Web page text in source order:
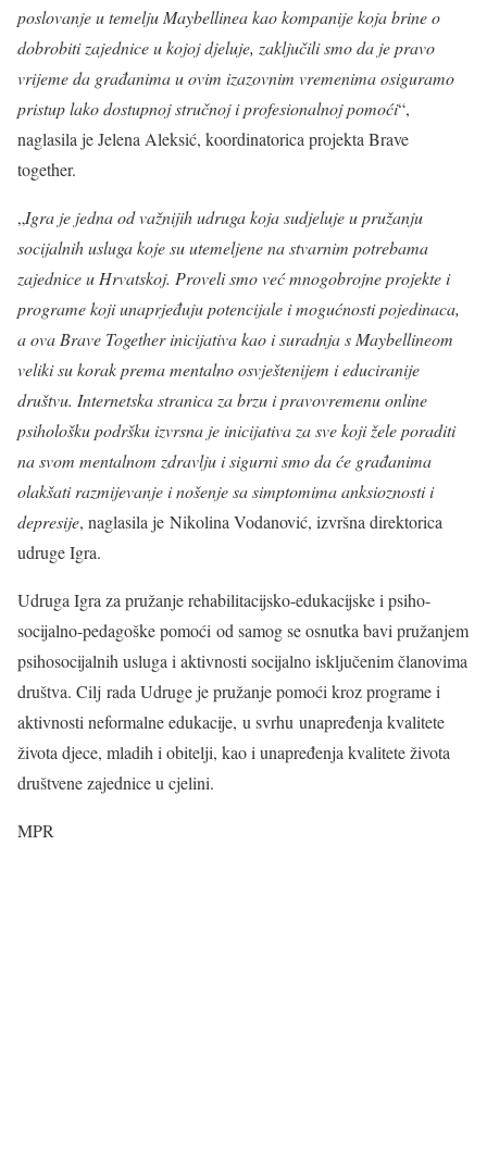
poslovanje u temelju Maybellinea kao kompanije koja brine o
dobrobiti zajednice u kojoj djeluje, zaključili smo da je pravo
vrijeme da građanima u ovim izazovnim vremenima osiguramo
pristup lako dostupnoj stručnoj i profesionalnoj pomoći“,
naglasila je Jelena Aleksić, koordinatorica projekta Brave
together.
„Igra je jedna od važnijih udruga koja sudjeluje u pružanju
socijalnih usluga koje su utemeljene na stvarnim potrebama
zajednice u Hrvatskoj. Proveli smo već mnogobrojne projekte i
programe koji unaprjeđuju potencijale i mogućnosti pojedinaca,
a ova Brave Together inicijativa kao i suradnja s Maybellineom
veliki su korak prema mentalno osvještenijem i educiranije
društvu. Internetska stranica za brzu i pravovremenu online
psihološku podršku izvrsna je inicijativa za sve koji žele poraditi
na svom mentalnom zdravlju i sigurni smo da će građanima
olakšati razmijevanje i nošenje sa simptomima anksioznosti i
depresije, naglasila je Nikolina Vodanović, izvršna direktorica
udruge Igra.
Udruga Igra za pružanje rehabilitacijsko-edukacijske i psiho-
socijalno-pedagoške pomoći od samog se osnutka bavi pružanjem
psihosocijalnih usluga i aktivnosti socijalno isključenim članovima
društva. Cilj rada Udruge je pružanje pomoći kroz programe i
aktivnosti neformalne edukacije, u svrhu unapređenja kvalitete
života djece, mladih i obitelji, kao i unapređenja kvalitete života
društvene zajednice u cjelini.
MPR